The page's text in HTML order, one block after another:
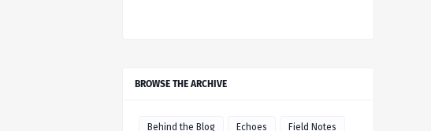
BROWSE THE ARCHIVE
Behind the Blog Echoes Field Notes